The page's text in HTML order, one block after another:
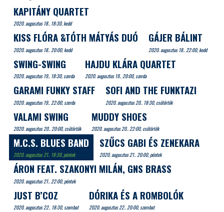
KAPITÁNY QUARTET
2020. augusztus 18.. 18:30, kedd
KISS FLÓRA &TÓTH MÁTYÁS DUÓ
2020. augusztus 18.. 20:00, kedd
GÁJER BÁLINT
2020. augusztus 18.. 22:00, kedd
SWING-SWING
2020. augusztus 19.. 18:30, szerda
HAJDU KLÁRA QUARTET
2020. augusztus 19.. 20:00, szerda
GARAMI FUNKY STAFF
2020. augusztus 19.. 22:00, szerda
SOFI AND THE FUNKTAZI
2020. augusztus 20.. 18:30, csütörtök
VALAMI SWING
2020. augusztus 20.. 20:00, csütörtök
MUDDY SHOES
2020. augusztus 20.. 22:00, csütörtök
M.C.S. BLUES BAND
2020. augusztus 21.. 18:30, péntek
SZŰCS GABI ÉS ZENEKARA
2020. augusztus 21.. 20:00, péntek
ÁRON FEAT. SZAKONYI MILÁN, GNS BRASS
2020. augusztus 21.. 22:00, péntek
JUST B’COZ
2020. augusztus 22.. 18:30, szombat
DÓRIKA ÉS A ROMBOLÓK
2020. augusztus 22.. 20:00, szombat